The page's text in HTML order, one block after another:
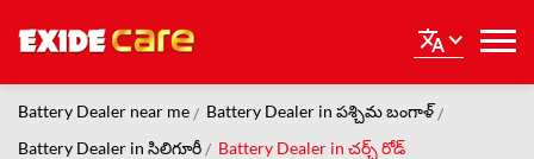
Battery Dealer near me
Battery Dealer in పశ్చిమ బంగాళ్
Battery Dealer in సిలిగూరీ
Battery Dealer in చర్చ్ రోడ్